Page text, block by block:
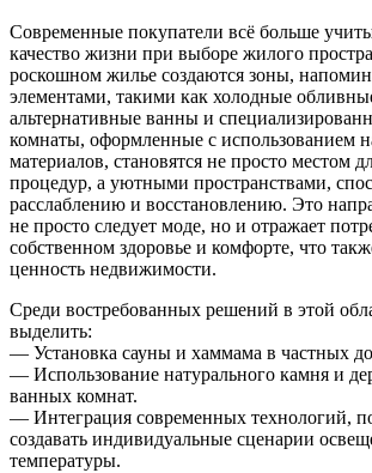
Современные покупатели всё больше
качество жизни при выборе жилого
роскошном жилье создаются зоны,
элементами, такими как холодные
альтернативные ванны и
комнаты, оформленные с использованием
материалов, становятся не просто местом
процедур, а уютными пространствами,
расслаблению и восстановлению. Это
не просто следует моде, но и отражает
собственном здоровье и комфорте, что
ценность недвижимости.
Среди востребованных решений в этой
выделить:
— Установка сауны и хаммама в частных
— Использование натурального камня и
ванных комнат.
— Интеграция современных технологий,
создавать индивидуальные сценарии
температуры.